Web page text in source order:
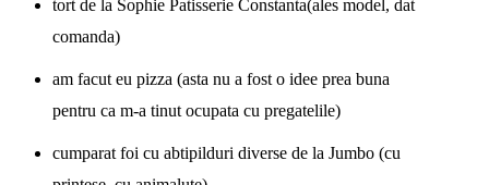
tort de la Sophie Patisserie Constanta(ales model, dat
comanda)
am facut eu pizza (asta nu a fost o idee prea buna
pentru ca m-a tinut ocupata cu pregatelile)
cumparat foi cu abtipilduri diverse de la Jumbo (cu